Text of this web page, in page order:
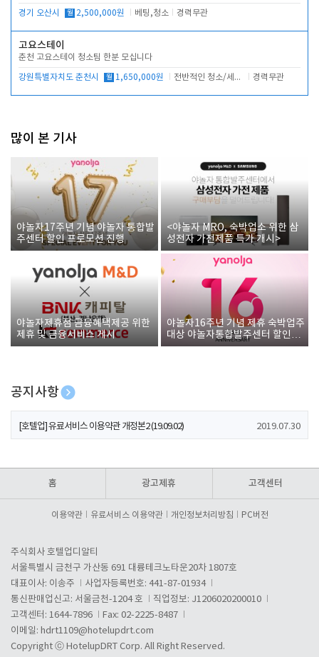
경기 오산시 월 2,500,000원 베팅,청소 경력무관
고요스테이
춘천 고요스테이 청소팀 한분 모십니다
강원특별자치도 춘천시 월 1,650,000원 전반적인 청소/세탁업무 경력무관
많이 본 기사
야놀자17주년 기념 야놀자 통합발
주센터 할인 프로모션 진행
<야놀자 MRO, 숙박업소 위한 삼
성전자 가전제품 특가 개시>
야놀자제휴점 금융혜택제공 위한
제휴 및 금융서비스 게시
야놀자16주년 기념 제휴 숙박업주
대상 야놀자통합발주센터 할인쿠
폰 증정
공지사항
[호텔업] 개인정보 처리방침 개정본1 (19.09.02)
[호텔업] 유료서비스 이용약관 개정본2 (19.09.02) 2019.07.30
홈 광고제휴 고객센터
이용약관 유료서비스 이용약관 개인정보처리방침 PC버전
주식회사 호텔업디알티
서울특별시 금천구 가산동 691 대륭테크노타운20차 1807호
대표이사: 이송주
사업자등록번호: 441-87-01934
통신판매업신고: 서울금천-1204 호
직업정보: J1206020200010
고객센터: 1644-7896
Fax: 02-2225-8487
이메일: hdrt1109@hotelupdrt.com
Copyright ⓒ HotelupDRT Corp. All Right Reserved.